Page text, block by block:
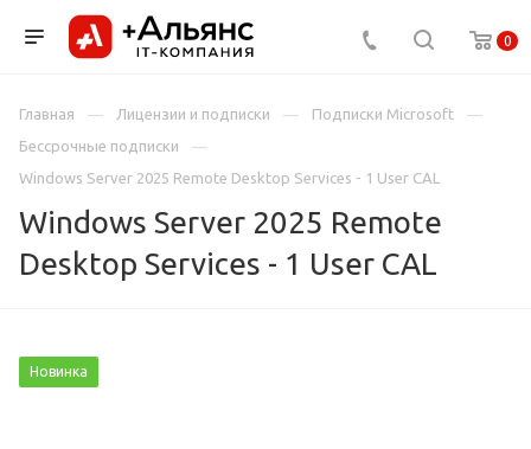
0
Главная Лицензии и подписки
Подписки Microsoft
Бессрочные подписки
Windows Server 2025 Remote Desktop Services - 1 User CAL
Windows Server 2025 Remote
Desktop Services - 1 User CAL
Новинка